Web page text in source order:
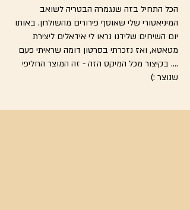
הכל התחיל בזה שנגמרה הבטריה לשואב
המיניאטורי שלי שאוסף פירורים מהשולחן. באותו
יום השיחים שלידנו נראו לי אידאלים ליצירת
מטאטא, ואז נזכרתי בסרטון דומה שראיתי פעם
.... בקיצור מכל המיקס הזה - זה המוצר החליפי
שנוצר :)